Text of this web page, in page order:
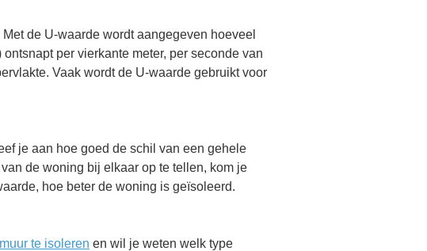
de U-waarde wordt aangegeven hoeveel
per vierkante meter, per seconde van
Vaak wordt de U-waarde gebruikt voor
je aan hoe goed de schil van een gehele
de woning bij elkaar op te tellen, kom je
hoe beter de woning is geïsoleerd.
te isoleren en wil je weten welk type